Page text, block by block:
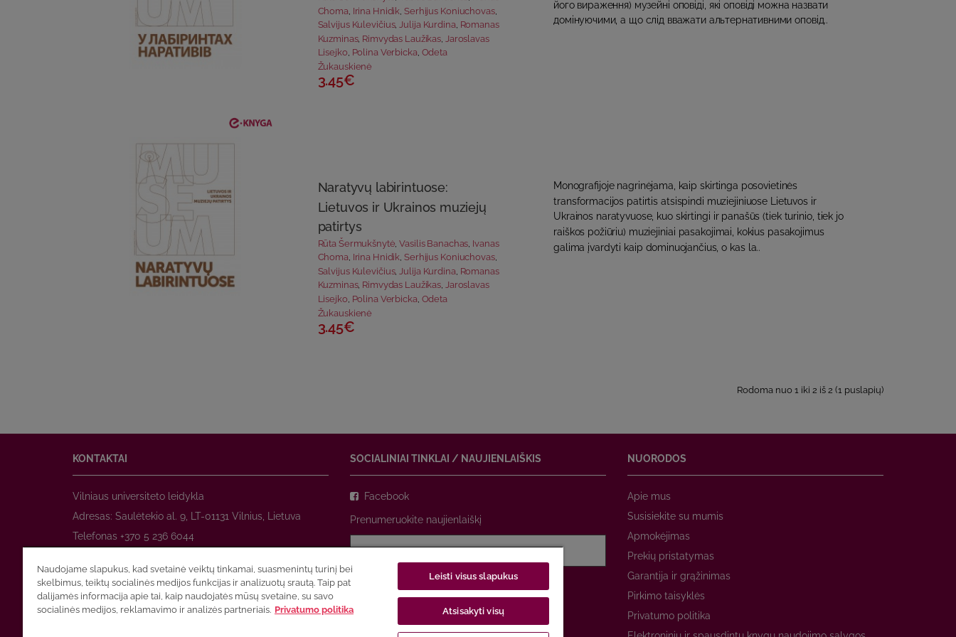
Choma Irina Hnidik ,Serhijus Koniuchovas,
Salvijus Kulevičius,Julija Kurdina, Romanas
Kuzminas, Rimvydas Laužikas Jaroslavas
Lisejko, Polina Verbicka, Odeta
Žukauskienė
3.45€
його вираження) музейні оповіді, які оповіді можна назвати
домінуючими, а що слід вважати альтернативними оповід..
Naratyvų labirintuose:
Lietuvos ir Ukrainos muziejų
patirtys
Rūta Šermukšnytė ,Vasilis Banachas Ivanas
Choma, Irina Hnidik,Serhijus Koniuchovas,
Salvijus Kulevičius, Julija Kurdina Romanas
Kuzminas, Rimvydas Laužikas, Jaroslavas
Lisejko, Polina Verbicka, Odeta
Žukauskienė
3.45€
Monografijoje nagrinėjama, kaip skirtinga posovietinės
transformacijos patirtis atsispindi muziejiniuose Lietuvos ir
Ukrainos naratyvuose, kuo skirtingi ir panašūs (tiek turinio, tiek jo
raiškos požiūriu) muziejiniai pasakojimai, kokius pasakojimus
galima įvardyti kaip dominuojančius, o kas la..
Rodoma nuo 1 iki 2 iš 2 (1 puslapių)
KONTAKTAI
Vilniaus universiteto leidykla
Adresas: Saulėtekio al. 9, LT-01131 Vilnius, Lietuva
Telefonas +370 5 236 6044
El. paštasprekyba@leidykla.vu.lt
www.zurnalai.vu.lt
SOCIALINIAI TINKLAI / NAUJIENLAIŠKIS
Facebook
Prenumeruokite naujienlaiškį
privatumo politika
NUORODOS
Apie mus
Susisiekite su mumis
Apmokėjimas
Prekių pristatymas
Garantija ir grąžinimas
Pirkimo taisyklės
Privatumo politika
Naudojame slapukus, kad svetainė veiktų tinkamai, suasmenintų turinį bei
skelbimus, teiktų socialinės medijos funkcijas ir analizuotų srautą. Taip pat
dalijamės informacija apie tai, kaip naudojatės mūsų svetaine, su savo
socialinės medijos, reklamavimo ir analizės partneriais. Privatumo politika
Leisti visus slapukus
Atsisakyti visų